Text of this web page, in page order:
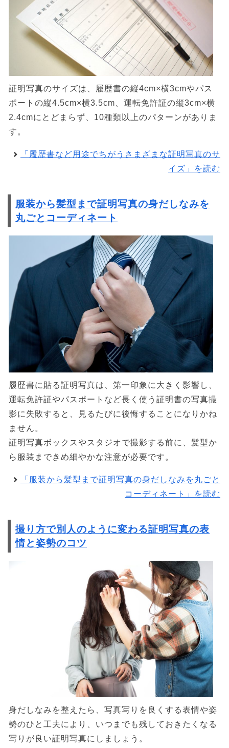
証明写真のサイズは、履歴書の縦4cm×横3cmやパス
ポートの縦4.5cm×横3.5cm、運転免許証の縦3cm×横
2.4cmにとどまらず、10種類以上のパターンがありま
す。
「履歴書など用途でちがうさまざまな証明写真のサ
イズ」を読む
服装から髪型まで証明写真の身だしなみを
丸ごとコーディネート
履歴書に貼る証明写真は、第一印象に大きく影響し、
運転免許証やパスポートなど長く使う証明書の写真撮
影に失敗すると、見るたびに後悔することになりかね
ません。
証明写真ボックスやスタジオで撮影する前に、髪型か
ら服装まできめ細やかな注意が必要です。
「服装から髪型まで証明写真の身だしなみを丸ごと
コーディネート」を読む
撮り方で別人のように変わる証明写真の表
情と姿勢のコツ
身だしなみを整えたら、写真写りを良くする表情や姿
勢のひと工夫により、いつまでも残しておきたくなる
写りが良い証明写真にしましょう。